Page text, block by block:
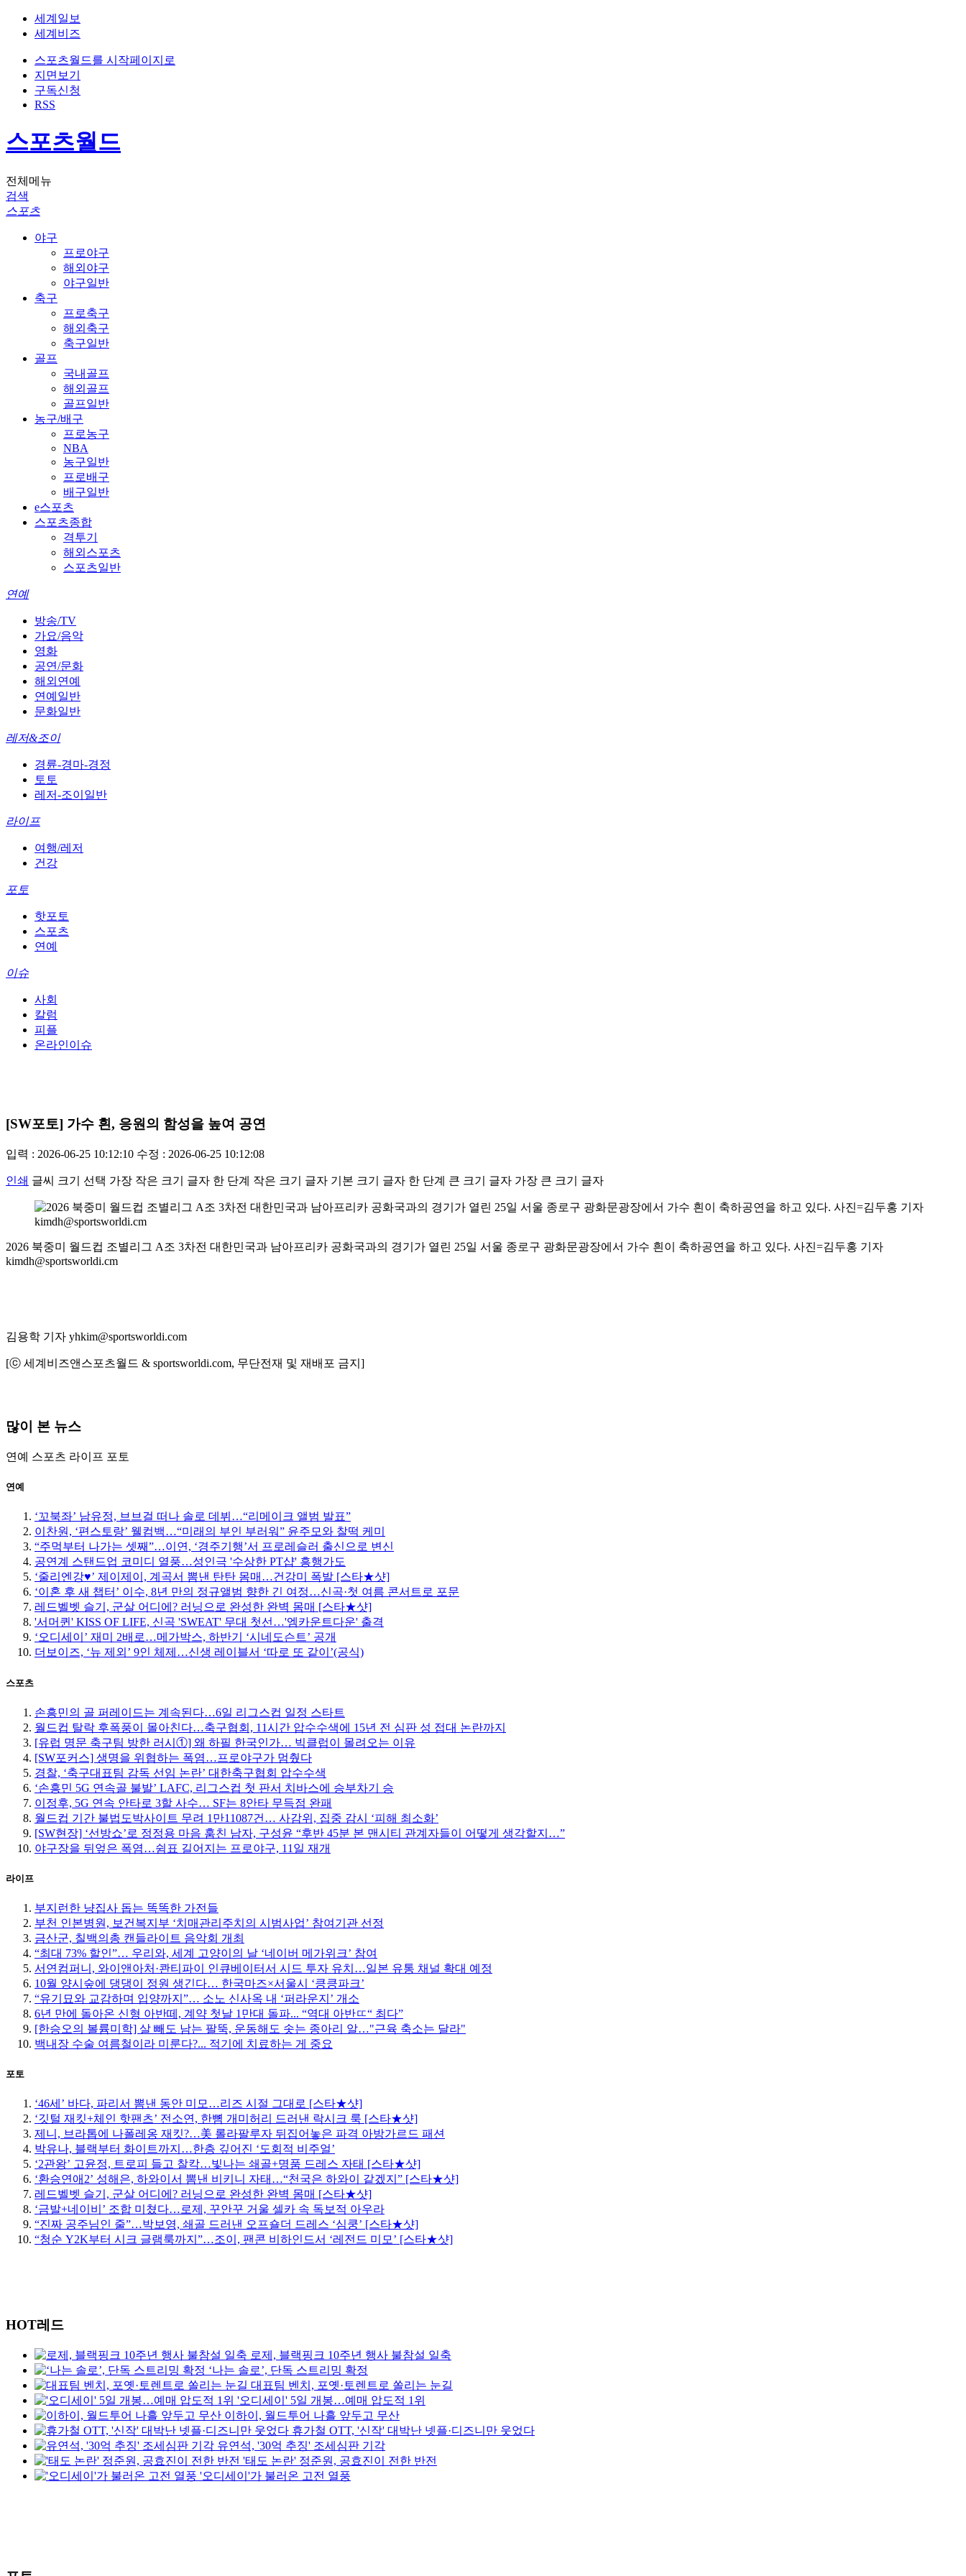
세계일보
세계비즈
스포츠월드를 시작페이지로
지면보기
구독신청
RSS
스포츠월드
전체메뉴
검색
스포츠
야구
프로야구
해외야구
야구일반
축구
프로축구
해외축구
축구일반
골프
국내골프
해외골프
골프일반
농구/배구
프로농구
NBA
농구일반
프로배구
배구일반
e스포츠
스포츠종합
격투기
해외스포츠
스포츠일반
연예
방송/TV
가요/음악
영화
공연/문화
해외연예
연예일반
문화일반
레저&조이
경륜-경마-경정
토토
레저-조이일반
라이프
여행/레저
건강
포토
핫포토
스포츠
연예
이슈
사회
칼럼
피플
온라인이슈
[SW포토] 가수 흰, 응원의 함성을 높여 공연
입력 : 2026-06-25 10:12:10 수정 : 2026-06-25 10:12:08
인쇄 글씨 크기 선택 가장 작은 크기 글자 한 단계 작은 크기 글자 기본 크기 글자 한 단계 큰 크기 글자 가장 큰 크기 글자
2026 북중미 월드컵 조별리그 A조 3차전 대한민국과 남아프리카 공화국과의 경기가 열린 25일 서울 종로구 광화문광장에서 가수 흰이 축하공연을 하고 있다. 사진=김두홍 기자
kimdh@sportsworldi.cm
김용학 기자 yhkim@sportsworldi.com
[ⓒ 세계비즈앤스포츠월드 & sportsworldi.com, 무단전재 및 재배포 금지]
많이 본 뉴스
연예 스포츠 라이프 포토
연예
‘꼬북좌’ 남유정, 브브걸 떠나 솔로 데뷔…“리메이크 앨범 발표”
이찬원, ‘편스토랑’ 웰컴백…“미래의 부인 부러워” 윤주모와 찰떡 케미
“주먹부터 나가는 셋째”…이연, ‘경주기행’서 프로레슬러 출신으로 변신
공연계 스탠드업 코미디 열풍…성인극 '수상한 PT샵' 흥행가도
‘줄리엔강♥’ 제이제이, 계곡서 뽐낸 탄탄 몸매…건강미 폭발 [스타★샷]
‘이혼 후 새 챕터’ 이수, 8년 만의 정규앨범 향한 긴 여정…신곡·첫 여름 콘서트로 포문
레드벨벳 슬기, 군살 어디에? 러닝으로 완성한 완벽 몸매 [스타★샷]
'서머퀸' KISS OF LIFE, 신곡 'SWEAT' 무대 첫선…'엠카운트다운' 출격
‘오디세이’ 재미 2배로…메가박스, 하반기 ‘시네도슨트’ 공개
더보이즈, ‘뉴 제외’ 9인 체제…신생 레이블서 ‘따로 또 같이’(공식)
스포츠
손흥민의 골 퍼레이드는 계속된다…6일 리그스컵 일정 스타트
월드컵 탈락 후폭풍이 몰아친다…축구협회, 11시간 압수수색에 15년 전 심판 성 접대 논란까지
[유럽 명문 축구팀 방한 러시①] 왜 하필 한국인가… 빅클럽이 몰려오는 이유
[SW포커스] 생명을 위협하는 폭염…프로야구가 멈췄다
경찰, ‘축구대표팀 감독 선임 논란’ 대한축구협회 압수수색
‘손흥민 5G 연속골 불발’ LAFC, 리그스컵 첫 판서 치바스에 승부차기 승
이정후, 5G 연속 안타로 3할 사수… SF는 8안타 무득점 완패
월드컵 기간 불법도박사이트 무려 1만11087건… 사감위, 집중 감시 ‘피해 최소화’
[SW현장] ‘선방쇼’로 정정용 마음 훔친 남자, 구성윤 “후반 45분 본 맨시티 관계자들이 어떻게 생각할지…”
야구장을 뒤엎은 폭염…쉼표 길어지는 프로야구, 11일 재개
라이프
부지런한 냥집사 돕는 똑똑한 가전들
부천 인본병원, 보건복지부 ‘치매관리주치의 시범사업’ 참여기관 선정
금산군, 칠백의총 캔들라이트 음악회 개최
“최대 73% 할인”… 우리와, 세계 고양이의 날 ‘네이버 메가위크’ 참여
서연컴퍼니, 와이앤아처·콴티파이 인큐베이터서 시드 투자 유치…일본 유통 채널 확대 예정
10월 양시숲에 댕댕이 정원 생긴다… 한국마즈×서울시 ‘킁킁파크’
“유기묘와 교감하며 입양까지”… 소노 신사옥 내 ‘퍼라운지’ 개소
6년 만에 돌아온 신형 아반떼, 계약 첫날 1만대 돌파... “역대 아반ㄸ“ 최다”
[한승오의 볼륨미학] 살 빼도 남는 팔뚝, 운동해도 솟는 종아리 알…"근육 축소는 달라"
백내장 수술 여름철이라 미룬다?... 적기에 치료하는 게 중요
포토
‘46세’ 바다, 파리서 뽐낸 동안 미모…리즈 시절 그대로 [스타★샷]
‘깃털 재킷+체인 핫팬츠’ 전소연, 한뼘 개미허리 드러낸 락시크 룩 [스타★샷]
제니, 브라톱에 나폴레옹 재킷?…美 롤라팔루자 뒤집어놓은 파격 아방가르드 패션
박유나, 블랙부터 화이트까지…한층 깊어진 ‘도회적 비주얼’
‘2관왕’ 고윤정, 트로피 들고 찰칵…빛나는 쇄골+명품 드레스 자태 [스타★샷]
‘환승연애2’ 성해은, 하와이서 뽐낸 비키니 자태…“천국은 하와이 같겠지” [스타★샷]
레드벨벳 슬기, 군살 어디에? 러닝으로 완성한 완벽 몸매 [스타★샷]
‘금발+네이비’ 조합 미쳤다…로제, 꾸안꾸 거울 셀카 속 독보적 아우라
“진짜 공주님인 줄”…박보영, 쇄골 드러낸 오프숄더 드레스 ‘심쿵’ [스타★샷]
“청순 Y2K부터 시크 글램룩까지”…조이, 팬콘 비하인드서 ‘레전드 미모’ [스타★샷]
HOT레드
로제, 블랙핑크 10주년 행사 불참설 일축
‘나는 솔로’, 단독 스트리밍 확정
대표팀 벤치, 포옛·토렌트로 쏠리는 눈길
'오디세이' 5일 개봉…예매 압도적 1위
이하이, 월드투어 나흘 앞두고 무산
휴가철 OTT, '신작' 대박난 넷플·디즈니만 웃었다
유연석, '30억 추징' 조세심판 기각
'태도 논란' 정준원, 공효진이 전한 반전
'오디세이'가 불러온 고전 열풍